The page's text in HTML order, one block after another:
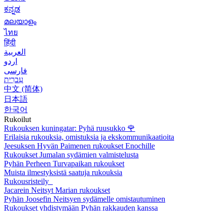
ಕನ್ನಡ
മലയാളം
ไทย
हिंदी
العربية
اردو
فارسی
עִברִית
中文 (简体)
日本語
한국어
Rukoilut
Rukouksen kuningatar: Pyhä ruusukko 🌹
Erilaisia rukouksia, omistuksia ja ekskommunikaatioita
Jeesuksen Hyvän Paimenen rukoukset Enochille
Rukoukset Jumalan sydämien valmistelusta
Pyhän Perheen Turvapaikan rukoukset
Muista ilmestyksistä saatuja rukouksia
Rukousristeily
Jacarein Neitsyt Marian rukoukset
Pyhän Joosefin Neitsyen sydämelle omistautuminen
Rukoukset yhdistymään Pyhän rakkauden kanssa